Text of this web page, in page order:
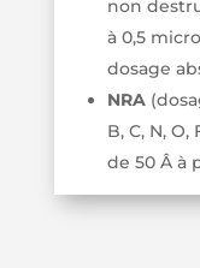
non
à 0,5
dosage
NRA
B, C, N, O,
de 50 Â à